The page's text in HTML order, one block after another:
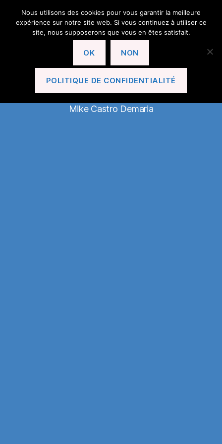
En Avant Le Cannet!
Mike Castro Demaria
Nous utilisons des cookies pour vous garantir la meilleure
expérience sur notre site web. Si vous continuez à utiliser ce
site, nous supposerons que vous en êtes satisfait.
OK NON
POLITIQUE DE CONFIDENTIALITÉ